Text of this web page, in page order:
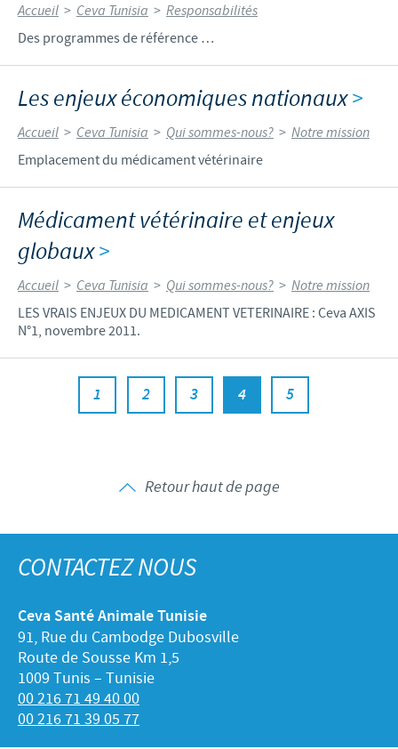
Accueil > Ceva Tunisia > Responsabilités
Des programmes de référence …
Les enjeux économiques nationaux>
Accueil > Ceva Tunisia > Qui sommes-nous? > Notre mission
Emplacement du médicament vétérinaire
Médicament vétérinaire et enjeux
globaux>
Accueil > Ceva Tunisia > Qui sommes-nous? > Notre mission
LES VRAIS ENJEUX DU MEDICAMENT VETERINAIRE : Ceva AXIS
N°1, novembre 2011.
1 2 3 4 5
Retour haut de page
CONTACTEZ NOUS
Ceva Santé Animale Tunisie
91, Rue du Cambodge Dubosville
Route de Sousse Km 1,5
1009 Tunis – Tunisie
00 216 71 49 40 00
00 216 71 39 05 77